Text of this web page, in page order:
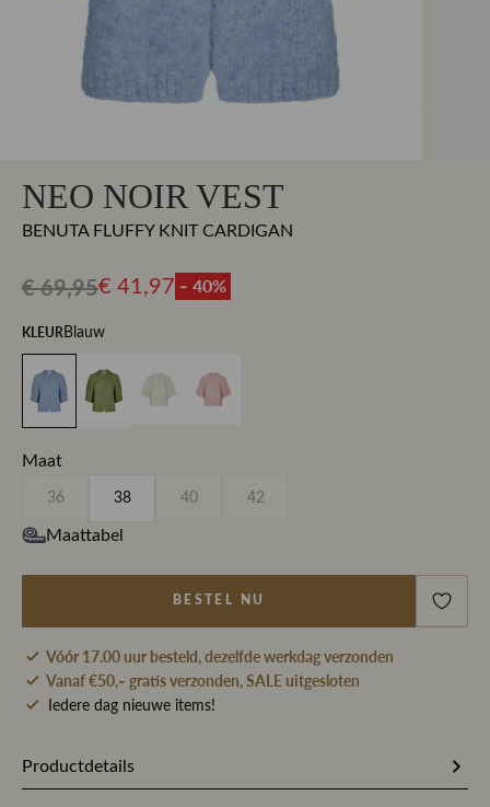
NEO NOIR VEST
BENUTA FLUFFY KNIT CARDIGAN
€ 69,95€ 41,97 - 40%
KLEURBlauw
Maat
36 38 40 42
Maattabel
BESTEL NU
Vóór 17.00 uur besteld, dezelfde werkdag verzonden
Vanaf €50,- gratis verzonden, SALE uitgesloten
Iedere dag nieuwe items!
Productdetails